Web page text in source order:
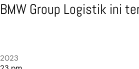
Group Logistik ini